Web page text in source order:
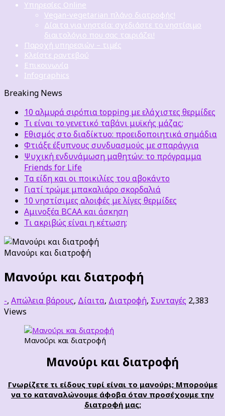
Υπηρεσίες Online
Vegan-vegetarian πλάνο διατροφής!
Δίαιτα για νηστεία: σχεδιάστε το νηστίσιμο
διαιτολόγιο που σας ταιριάζει!
Παροχή υπηρεσιών – τιμές
Κλείστε ραντεβού
Επικοινωνία
Infographics
Breaking News
10 αλμυρά σιρόπια topping με ελάχιστες θερμίδες
Τι είναι το γενετικό ταβάνι μυϊκής μάζας;
Εθισμός στο διαδίκτυο: προειδοποιητικά σημάδια
Φτιάξε έξυπνους συνδυασμούς με σπαράγγια
Ψυχική ενδυνάμωση μαθητών: το πρόγραμμα
Friends for Life
Τα είδη και οι ποικιλίες του αβοκάντο
Γιατί τρώμε μπακαλιάρο σκορδαλιά
10 νηστίσιμες αλοιφές με λίγες θερμίδες
Αμινοξέα BCAA και άσκηση
Τι ακριβώς είναι η κέτωση;
Μανούρι και διατροφή
Μανούρι και διατροφή
-, Απώλεια βάρους, Δίαιτα, Διατροφή, Συνταγές 2,383
Views
Μανούρι και διατροφή
Μανούρι και διατροφή
Γνωρίζετε τι είδους τυρί είναι το μανούρι; Μπορούμε
να το καταναλώνουμε άφοβα όταν προσέχουμε την
διατροφή μας;